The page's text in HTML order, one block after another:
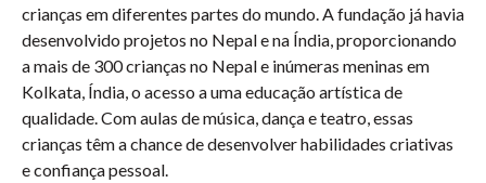
crianças em diferentes partes do mundo. A fundação já havia
desenvolvido projetos no Nepal e na Índia, proporcionando
a mais de 300 crianças no Nepal e inúmeras meninas em
Kolkata, Índia, o acesso a uma educação artística de
qualidade. Com aulas de música, dança e teatro, essas
crianças têm a chance de desenvolver habilidades criativas
e confiança pessoal.